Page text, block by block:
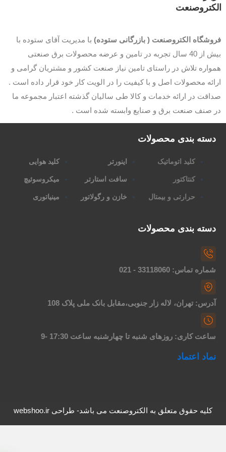
الکتروصنعت ( بازرگانی ستوده)با مدیریت آقای ستوده با
بیش از 40 سال تجربه در تامین و عرضه محصولات برق صنعتی
تلاش در راستای تامین نیاز صنعت کشور و مشتریان گرامی و
محصولات اصل و با کیفیت را در الویت کار خود قرار داده است .
در ارائه خدمات و کالا طی سالیان گذشته اعتبار مجموعه ما
صنف صنعت برق و صنایع وابسته شده است .
بندی محصولات
کلید اتوماتیک
کنتاکتور
حرارتی و بیمتال
اینورتر
سافت استارتر
خازن و رگولاتور
کلید هوایی
میکروسوئیچ
مینیاتوری
بندی محصولات
تماس: 33118060 - 021
تهران، لاله زار جنوبی،مقابل بانک ملی پلاک 108
کاری: روزهای شنبه تا چهارشنبه ساعت 17:30 -9
اعتماد
کلیه حقوق متعلق به الکتروصنعت می باشد- طراحی webshoo.ir